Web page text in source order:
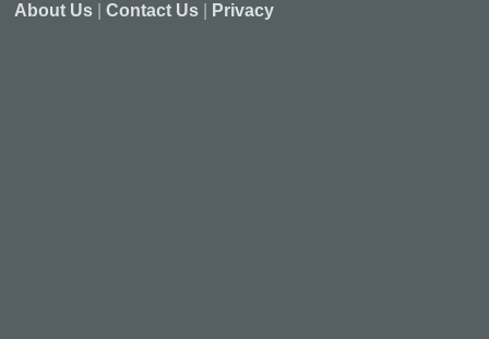
About Us |Contact Us Privacy